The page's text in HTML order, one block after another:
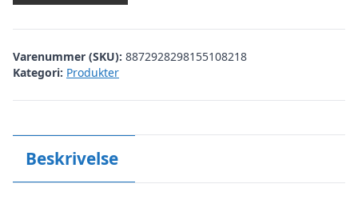
Varenummer (SKU): 8872928298155108218
Kategori: Produkter
Beskrivelse